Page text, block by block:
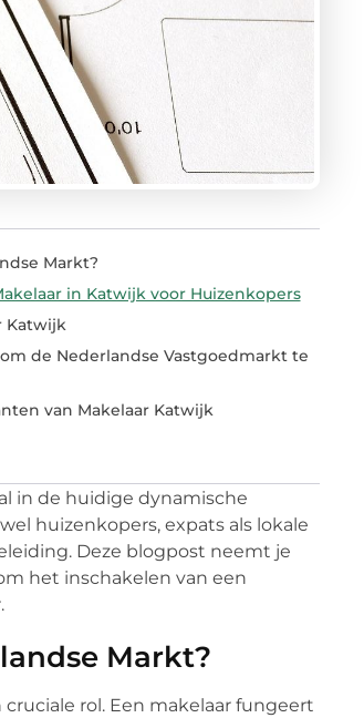
Markt?
in Katwijk voor Huizenkopers
Katwijk
de Nederlandse Vastgoedmarkt te
van Makelaar Katwijk
in de huidige dynamische
huizenkopers, expats als lokale
Deze blogpost neemt je
het inschakelen van een
Markt?
rol. Een makelaar fungeert